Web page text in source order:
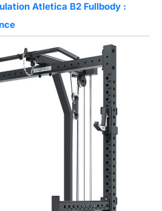
Atletica B2 Fullbody :